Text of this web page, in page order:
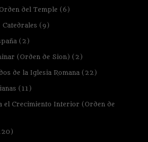
del Temple (6)
Catedrales (9)
(2)
(Orden de Sion) (2)
de la Iglesia Romana(22)
(11)
el Crecimiento Interior (Orden de